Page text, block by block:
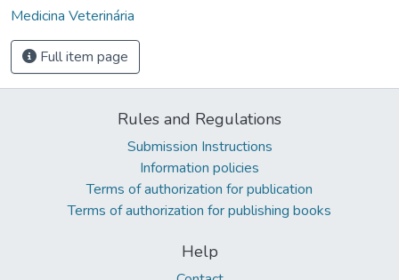
Medicina Veterinária
Full item page
Rules and Regulations
Submission Instructions
Information policies
Terms of authorization for publication
Terms of authorization for publishing books
Help